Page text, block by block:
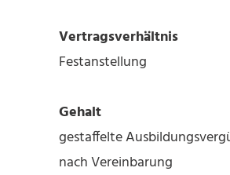
Vertragsverhältnis
Festanstellung
Gehalt
gestaffelte
nach Vereinbarung